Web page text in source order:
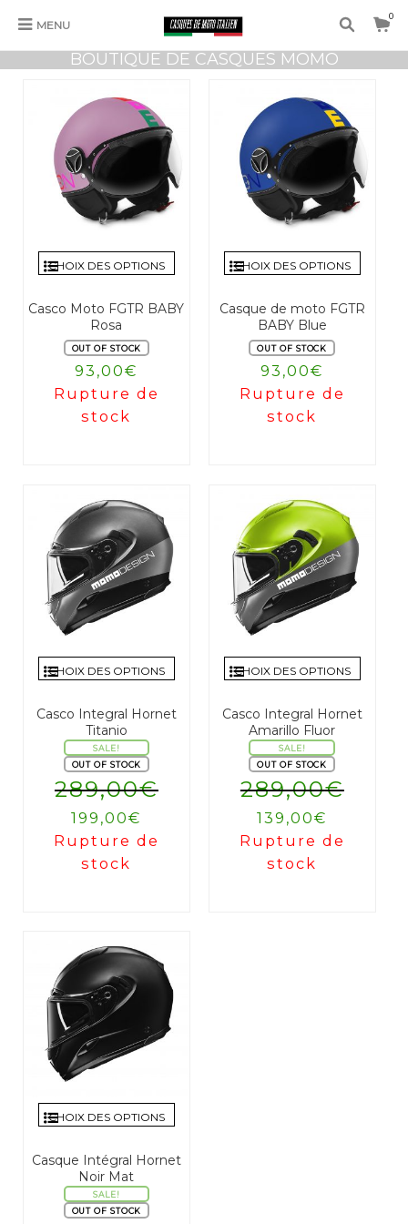
MENU
0
BOUTIQUE DE CASQUES MOMO
CHOIX DES OPTIONS
Casco Moto FGTR BABY
Rosa
OUT OF STOCK
93,00€
Rupture de
stock
CHOIX DES OPTIONS
Casque de moto FGTR
BABY Blue
OUT OF STOCK
93,00€
Rupture de
stock
CHOIX DES OPTIONS
Casco Integral Hornet
Titanio
SALE!
OUT OF STOCK
289,00€
Le
prix
initial
199,00€
prix
Rupture de
stock
CHOIX DES OPTIONS
Casco Integral Hornet
Amarillo Fluor
SALE!
OUT OF STOCK
289,00€
Le
prix
initial
139,00€
prix
Rupture de
stock
CHOIX DES OPTIONS
Casque Intégral Hornet
Noir Mat
SALE!
OUT OF STOCK